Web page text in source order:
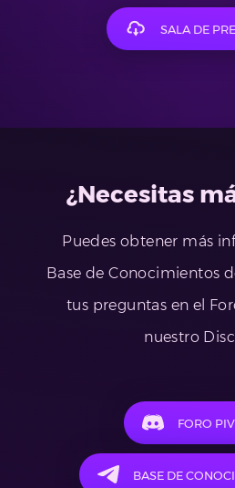
SALA DE
¿Necesitas
Puedes obtener más
Base de Conocimientos
tus preguntas en el
nuestro
FORO
BASE DE